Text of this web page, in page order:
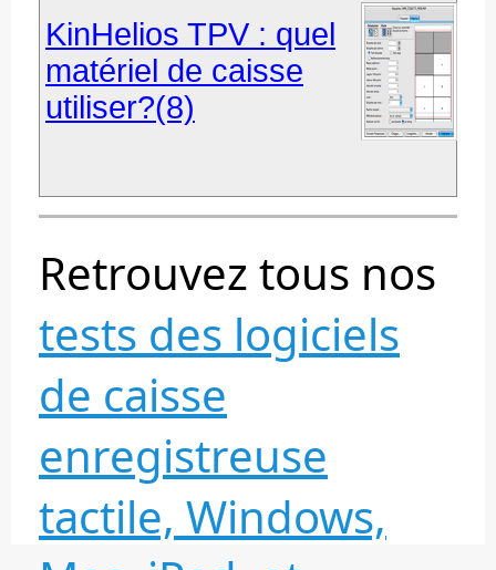
KinHelios TPV : quel
matériel de caisse
utiliser?(8)
Retrouvez tous nos
tests des logiciels
de caisse
enregistreuse
tactile, Windows,